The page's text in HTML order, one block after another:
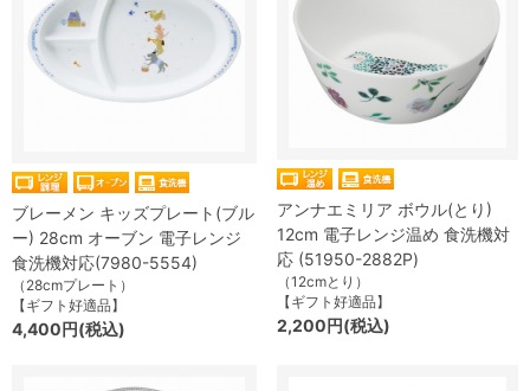
ブレーメン キッズプレート(ブル
ー) 28cm オーブン 電子レンジ
食洗機対応(7980-5554)
（28cmプレート）
【ギフト好適品】
4,400円(税込)
アンナエミリア ボウル(とり)
12cm 電子レンジ温め 食洗機対
応 (51950-2882P)
（12cmとり）
【ギフト好適品】
2,200円(税込)